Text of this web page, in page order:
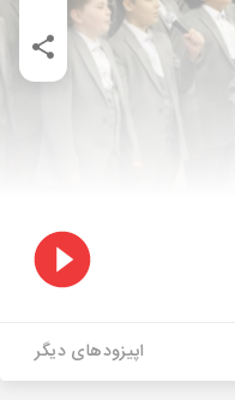
اپیزودهای دیگر